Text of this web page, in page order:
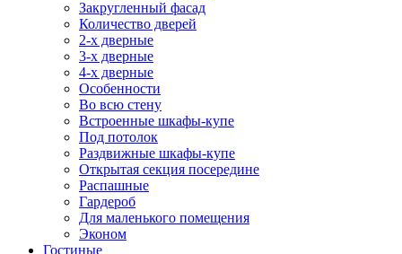
Закругленный фасад
Количество дверей
2-х дверные
3-х дверные
4-х дверные
Особенности
Во всю стену
Встроенные шкафы-купе
Под потолок
Раздвижные шкафы-купе
Открытая секция посередине
Распашные
Гардероб
Для маленького помещения
Эконом
Гостиные